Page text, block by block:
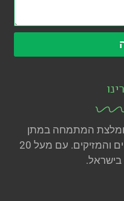
המתמחה במתן
שירותי הדברה נגד כל סוגי החרקים והמזיקים. עם מעל 20
בישראל.